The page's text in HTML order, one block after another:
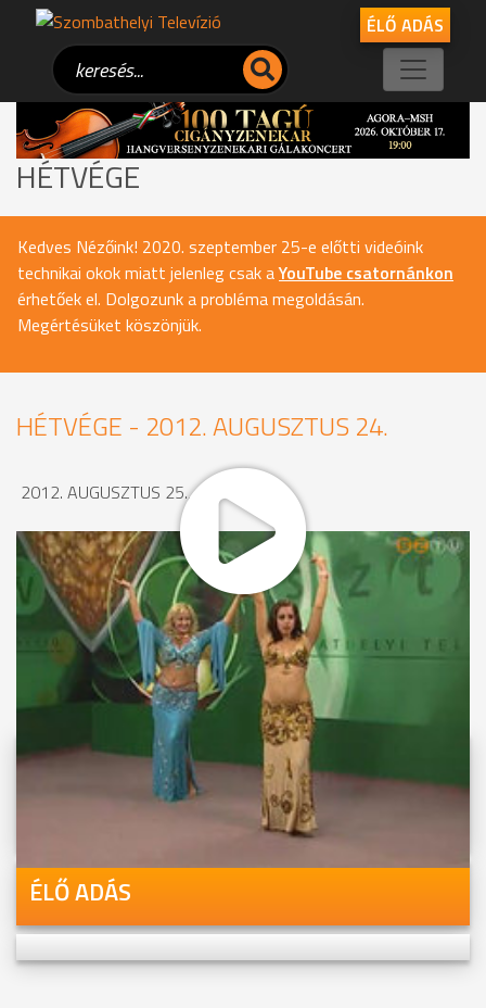
ÉLŐ ADÁS
HÉTVÉGE
Kedves Nézőink! 2020. szeptember 25-e előtti videóink
technikai okok miatt jelenleg csak aYouTube csatornánkon
érhetőek el. Dolgozunk a probléma megoldásán.
Megértésüket köszönjük.
HÉTVÉGE - 2012. AUGUSZTUS 24.
2012. AUGUSZTUS 25., 13:26
MEGOSZTÁS
Videóink megtekinthetőek
Youtube-csatornánkon is!
ÉLŐ ADÁS